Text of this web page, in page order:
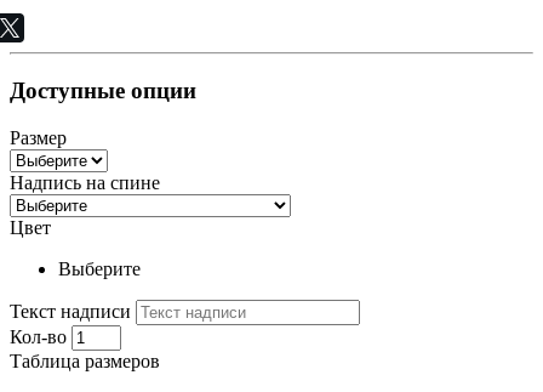
Доступные опции
Размер
Надпись на спине
Цвет
Выберите
Текст надписи
Кол-во
Таблица размеров